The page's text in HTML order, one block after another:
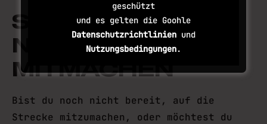
SO KANNST DU
NOCH
MITMACHEN
Bist du noch nicht bereit, auf die
Strecke mitzumachen, oder möchtest du
geschützt
und es gelten die Goohle
Datenschutzrichtlinien und
Nutzungsbedingungen.